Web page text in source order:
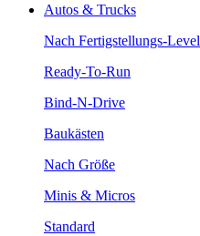
Autos & Trucks
Nach Fertigstellungs-Level
Ready-To-Run
Bind-N-Drive
Baukästen
Nach Größe
Minis & Micros
Standard